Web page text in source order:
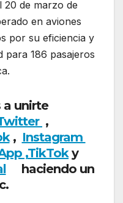
20 de marzo de
en aviones
por su eficiencia y
para 186 pasajeros
a unirte
,
, Instagram
,TikToky
haciendo un